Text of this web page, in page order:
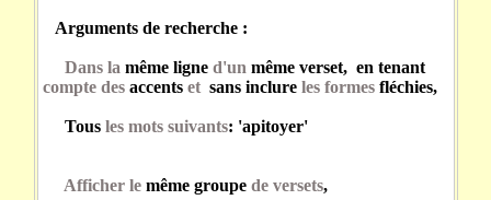
Arguments de recherche :
Dans la même ligne d'un même verset, en tenant
compte des accents et sans inclureles formes fléchies,
Tous les mots suivants: 'apitoyer'
Afficher le même groupede versets,